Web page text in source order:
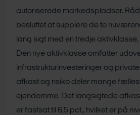
autoriserede markedspladser.
besluttet at supplere de to
lang sigt med en tredje aktivklasse,
Den nye aktivklasse omfatter
infrastrukturinvesteringer og
afkast og risiko deler mange
ejendomme. Det langsigtede
er fastsat til 6,5 pct., hvilket er på